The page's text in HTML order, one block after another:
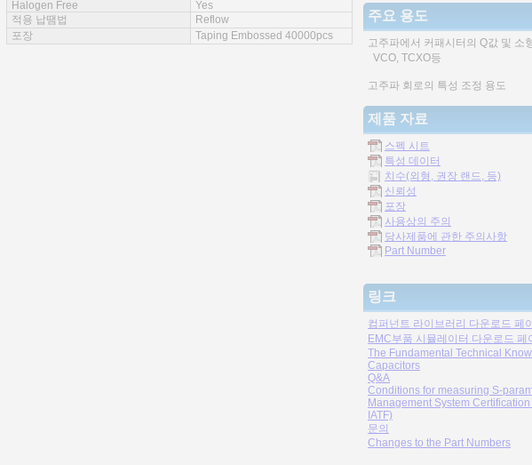
Halogen Free
Yes
적용 납땜법
Reflow
포장
Taping Embossed 40000pcs
주요 용도
고주파에서 커패시터의 Q값 및 소
VCO, TCXO등
고주파 회로의 특성 조정 용도
제품 자료
스펙 시트
특성 데이터
치수(외형, 권장 랜드, 등)
신뢰성
포장
사용상의 주의
당사제품에 관한 주의사항
Part Number
링크
컴퍼넌트 라이브러리 다운로드 페
EMC부품 시뮬레이터 다운로드 페
The Fundamental Technical
Capacitors
Q&A
Conditions for measuring S-
Management System Certification
IATF)
문의
Changes to the Part Numbers